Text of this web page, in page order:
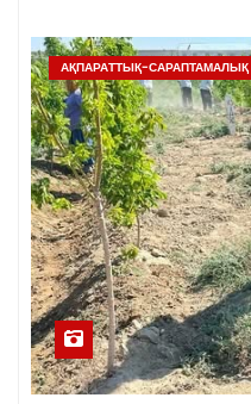
АҚПАРАТТЫҚ-САРАПТАМАЛЫҚ